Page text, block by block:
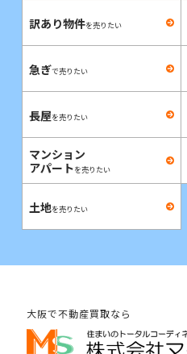
訳あり物件を売りたい
急ぎで売りたい
長屋を売りたい
マンション
アパートを売りたい
土地を売りたい
大阪で不動産買取なら